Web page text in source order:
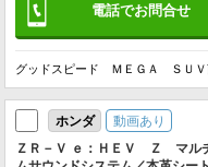
電話でお問合せ
グッドスピード ＭＥＧＡ ＳＵＶ
ホンダ
動画あり
ＺＲ－Ｖ ｅ：ＨＥＶ Ｚ マル